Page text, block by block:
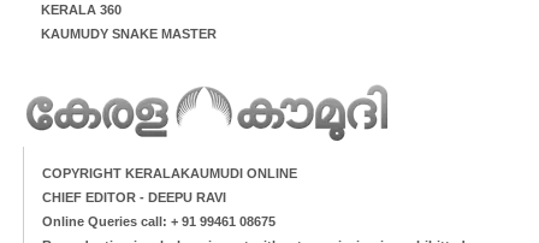
KERALA 360
KAUMUDY SNAKE MASTER
COPYRIGHT KERALAKAUMUDI ONLINE
CHIEF EDITOR - DEEPU RAVI
Online Queries call: + 91 99461 08675